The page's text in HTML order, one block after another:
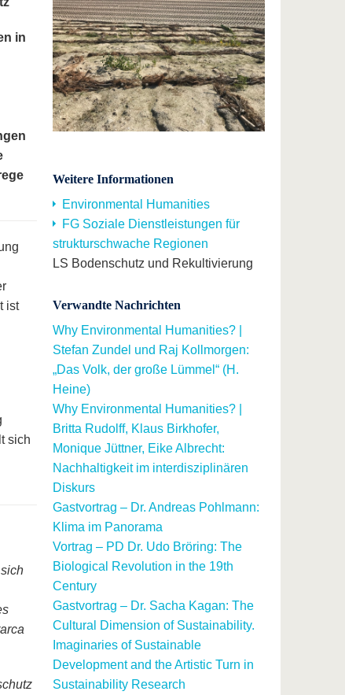
in
ist
sich
Weitere Informationen
Environmental Humanities
FG Soziale Dienstleistungen für
strukturschwache Regionen
LS Bodenschutz und Rekultivierung
Verwandte Nachrichten
Why Environmental Humanities? |
Stefan Zundel und Raj Kollmorgen:
„Das Volk, der große Lümmel“ (H.
Heine)
Why Environmental Humanities? |
Britta Rudolff, Klaus Birkhofer,
Monique Jüttner, Eike Albrecht:
Nachhaltigkeit im interdisziplinären
Diskurs
Gastvortrag – Dr. Andreas Pohlmann:
Klima im Panorama
Vortrag – PD Dr. Udo Bröring: The
Biological Revolution in the 19th
Century
Gastvortrag – Dr. Sacha Kagan: The
Cultural Dimension of Sustainability.
Imaginaries of Sustainable
Development and the Artistic Turn in
Sustainability Research